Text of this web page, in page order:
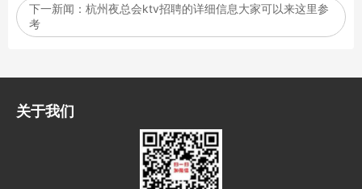
下一新闻： 杭州夜总会ktv招聘的详细信息大家可以来这里参
考
关于我们